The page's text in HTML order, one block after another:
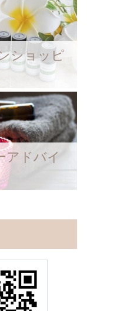
ショッピ
アドバイ